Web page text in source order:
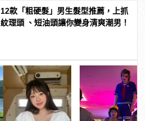
12款「粗硬髮」男生髮型推薦，上抓
紋理頭 、短油頭讓你變身清爽潮男！